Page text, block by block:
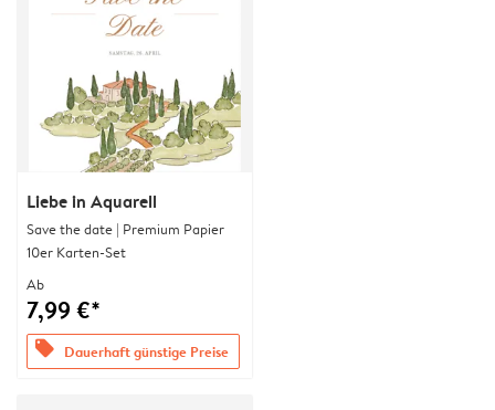
Liebe in Aquarell
Save the date | Premium Papier
10er Karten-Set
Ab
7,99 €*
offers Dauerhaft günstige Preise